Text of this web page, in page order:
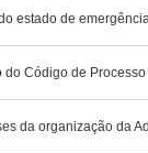
estado de
do Código de
da organização da